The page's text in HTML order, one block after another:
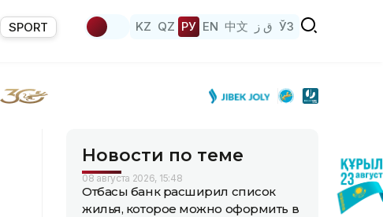
SPORT KZ QZ РУ EN 中文 ق ز ЎЗ
Новости по теме
08 августа 2026, 15:48
Отбасы банк расширил список
жилья, которое можно оформить в